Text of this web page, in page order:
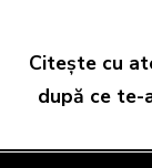
Citește cu
după ce te-